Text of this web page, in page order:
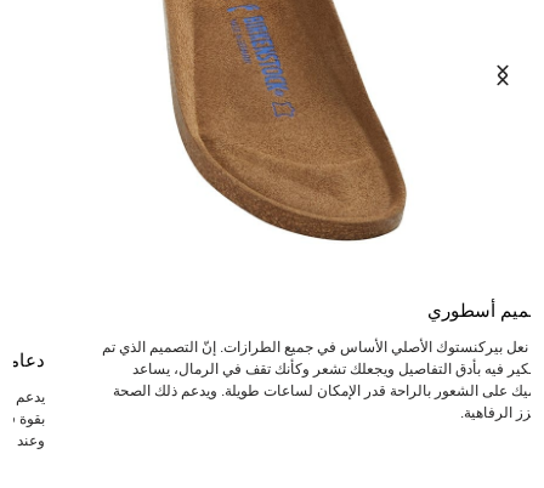
أسطوري
نعل بيركنستوك الأصلي الأساس في جميع الطرازات. إنّ التصميم الذي تم
فيه بأدق التفاصيل ويجعلك تشعر وكأنك تقف في الرمال، يساعد
على الشعور بالراحة قدر الإمكان لساعات طويلة. ويدعم ذلك الصحة
الرفاهية.
يدعم
بقوة
وعند